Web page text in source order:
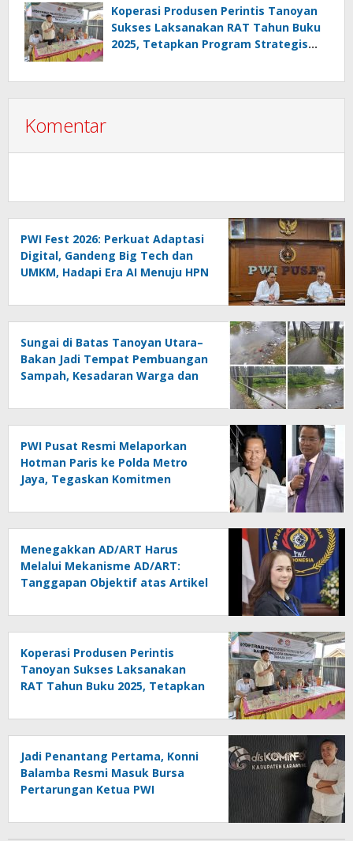
Melanggar Aturan”
Koperasi Produsen Perintis Tanoyan
Sukses Laksanakan RAT Tahun Buku
2025, Tetapkan Program Strategis
Komentar
PWI Fest 2026: Perkuat Adaptasi
Digital, Gandeng Big Tech dan
UMKM, Hadapi Era AI Menuju HPN
Sungai di Batas Tanoyan Utara–
Bakan Jadi Tempat Pembuangan
Sampah, Kesadaran Warga dan
Dipertanyakan
PWI Pusat Resmi Melaporkan
Hotman Paris ke Polda Metro
Jaya, Tegaskan Komitmen
Menegakkan AD/ART Harus
Melalui Mekanisme AD/ART:
Tanggapan Objektif atas Artikel
Konspirasi Melanggar Aturan”
Koperasi Produsen Perintis
Tanoyan Sukses Laksanakan
RAT Tahun Buku 2025, Tetapkan
Keputusan Anggota
Jadi Penantang Pertama, Konni
Balamba Resmi Masuk Bursa
Pertarungan Ketua PWI